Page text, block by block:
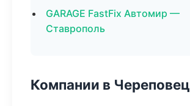
GARAGE FastFix Автомир —
Ставрополь
Компании в Череповец